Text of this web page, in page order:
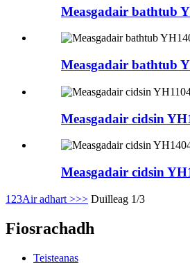
Measgadair bathtub
Measgadair bathtub
Measgadair cidsin
Measgadair cidsin
1 23Air adhart >>> Duilleag 1/3
Fiosrachadh
Teisteanas